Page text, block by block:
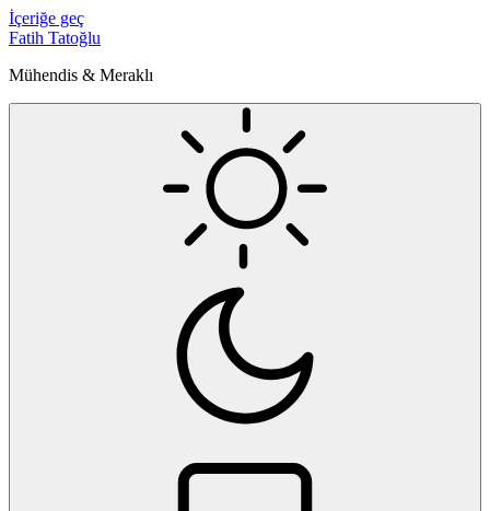
İçeriğe geç
Fatih Tatoğlu
Mühendis & Meraklı